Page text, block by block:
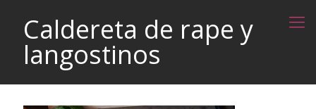
Caldereta de rape y
langostinos